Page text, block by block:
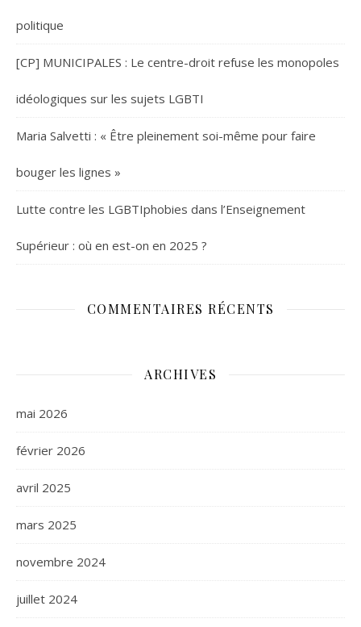
politique
[CP] MUNICIPALES : Le centre-droit refuse les monopoles
idéologiques sur les sujets LGBTI
Maria Salvetti : « Être pleinement soi-même pour faire
bouger les lignes »
Lutte contre les LGBTIphobies dans l’Enseignement
Supérieur : où en est-on en 2025 ?
COMMENTAIRES RÉCENTS
ARCHIVES
mai 2026
février 2026
avril 2025
mars 2025
novembre 2024
juillet 2024